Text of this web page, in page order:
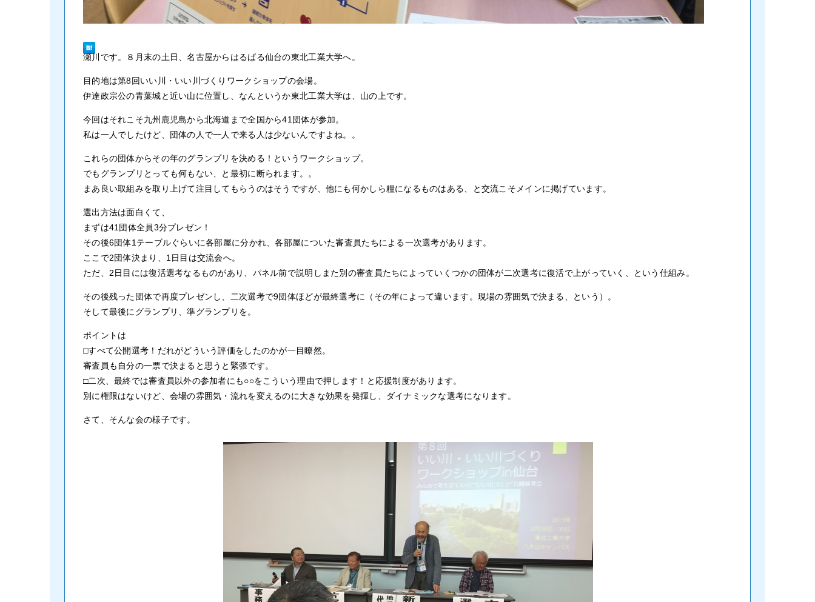
瀬川です。８月末の土日、名古屋からはるばる仙台の東北工業大学へ。
目的地は第8回いい川・いい川づくりワークショップの会場。
伊達政宗公の青葉城と近い山に位置し、なんというか東北工業大学は、山の上です。
今回はそれこそ九州鹿児島から北海道まで全国から41団体が参加。
私は一人でしたけど、団体の人で一人で来る人は少ないんですよね。。
これらの団体からその年のグランプリを決める！というワークショップ。
でもグランプリとっても何もない、と最初に断られます。。
まあ良い取組みを取り上げて注目してもらうのはそうですが、他にも何かしら糧になるものはある、と交流こそメインに掲げています。
選出方法は面白くて、
まずは41団体全員3分プレゼン！
その後6団体1テーブルぐらいに各部屋に分かれ、各部屋についた審査員たちによる一次選考があります。
ここで2団体決まり、1日目は交流会へ。
ただ、2日目には復活選考なるものがあり、パネル前で説明しまた別の審査員たちによっていくつかの団体が二次選考に復活で上がっていく、という仕組み。
その後残った団体で再度プレゼンし、二次選考で9団体ほどが最終選考に（その年によって違います。現場の雰囲気で決まる、という）。
そして最後にグランプリ、準グランプリを。
ポイントは
□すべて公開選考！だれがどういう評価をしたのかが一目瞭然。
審査員も自分の一票で決まると思うと緊張です。
□二次、最終では審査員以外の参加者にも○○をこういう理由で押します！と応援制度があります。
別に権限はないけど、会場の雰囲気・流れを変えるのに大きな効果を発揮し、ダイナミックな選考になります。
さて、そんな会の様子です。